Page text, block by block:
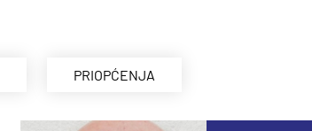
PRIOPĆENJA